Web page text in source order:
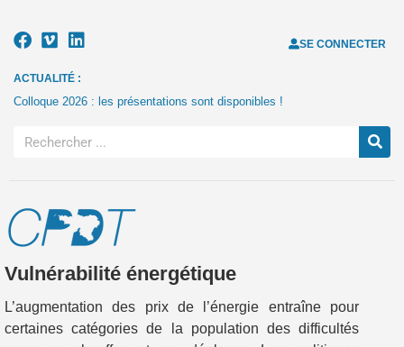
SE CONNECTER
ACTUALITÉ :
Colloque 2026 : les présentations sont disponibles !
Vulnérabilité énergétique
L’augmentation des prix de l’énergie entraîne pour
certaines catégories de la population des difficultés